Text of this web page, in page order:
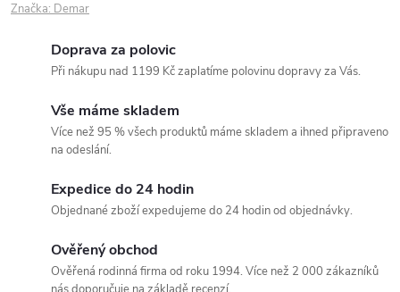
Značka: Demar
Doprava za polovic
Při nákupu nad 1199 Kč zaplatíme polovinu dopravy za Vás.
Vše máme skladem
Více než 95 % všech produktů máme skladem a ihned připraveno
na odeslání.
Expedice do 24 hodin
Objednané zboží expedujeme do 24 hodin od objednávky.
Ověřený obchod
Ověřená rodinná firma od roku 1994. Více než 2 000 zákazníků